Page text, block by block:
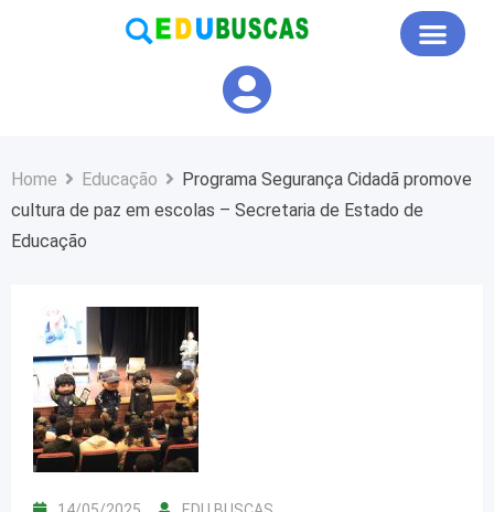
Home Educação
Programa Segurança Cidadã promove
cultura de paz em escolas – Secretaria de Estado de
Educação